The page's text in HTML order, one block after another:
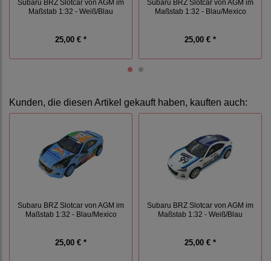
Subaru BRZ Slotcar von AGM im
Maßstab 1:32 - Weiß/Blau
25,00 € *
Subaru BRZ Slotcar von AGM im
Maßstab 1:32 - Blau/Mexico
25,00 € *
Kunden, die diesen Artikel gekauft haben, kauften auch:
Subaru BRZ Slotcar von AGM im
Maßstab 1:32 - Blau/Mexico
25,00 € *
Subaru BRZ Slotcar von AGM im
Maßstab 1:32 - Weiß/Blau
25,00 € *